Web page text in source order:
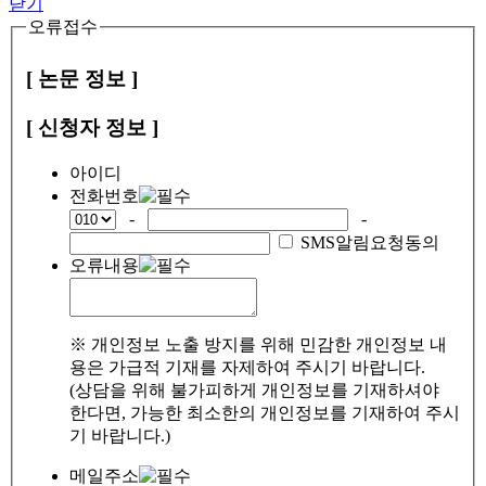
오류접수
[ 논문 정보 ]
[ 신청자 정보 ]
아이디
전화번호
-
-
SMS알림요청동의
오류내용
※ 개인정보 노출 방지를 위해 민감한 개인정보 내
용은 가급적 기재를 자제하여 주시기 바랍니다.
(상담을 위해 불가피하게 개인정보를 기재하셔야
한다면, 가능한 최소한의 개인정보를 기재하여 주시
기 바랍니다.)
메일주소